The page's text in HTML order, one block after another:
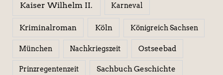
Kaiser Wilhelm II. Karneval
Kriminalroman Köln Königreich Sachsen
München Nachkriegszeit Ostseebad
Prinzregentenzeit Sachbuch Geschichte